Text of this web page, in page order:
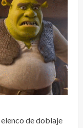
de doblaje